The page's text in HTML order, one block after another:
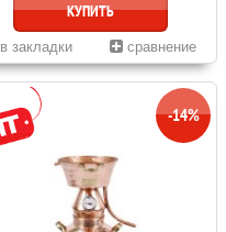
КУПИТЬ
в закладки сравнение
-14%